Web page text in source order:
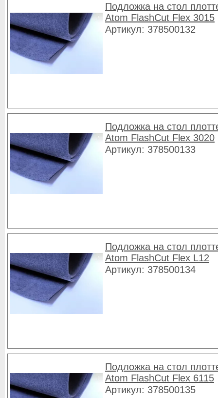
Подложка на стол
Atom FlashCut Flex 3015
Артикул: 378500132
Подложка на стол
Atom FlashCut Flex 3020
Артикул: 378500133
Подложка на стол
Atom FlashCut Flex L12
Артикул: 378500134
Подложка на стол
Atom FlashCut Flex 6115
Артикул: 378500135